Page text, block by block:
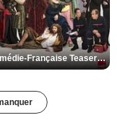
De la Comédie-Française Teaser VF